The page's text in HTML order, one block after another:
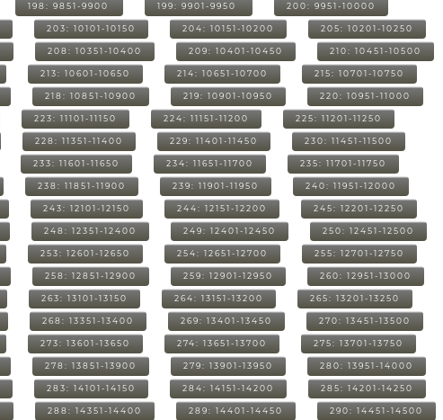
198: 9851-9900 199: 9901-9950 200: 9951-10000
203: 10101-10150 204: 10151-10200 205: 10201-10250
208: 10351-10400 209: 10401-10450 210: 10451-10500
213: 10601-10650 214: 10651-10700 215: 10701-10750
218: 10851-10900 219: 10901-10950 220: 10951-11000
223: 11101-11150 224: 11151-11200 225: 11201-11250
228: 11351-11400 229: 11401-11450 230: 11451-11500
233: 11601-11650 234: 11651-11700 235: 11701-11750
238: 11851-11900 239: 11901-11950 240: 11951-12000
243: 12101-12150 244: 12151-12200 245: 12201-12250
248: 12351-12400 249: 12401-12450 250: 12451-12500
253: 12601-12650 254: 12651-12700 255: 12701-12750
258: 12851-12900 259: 12901-12950 260: 12951-13000
263: 13101-13150 264: 13151-13200 265: 13201-13250
268: 13351-13400 269: 13401-13450 270: 13451-13500
273: 13601-13650 274: 13651-13700 275: 13701-13750
278: 13851-13900 279: 13901-13950 280: 13951-14000
283: 14101-14150 284: 14151-14200 285: 14201-14250
288: 14351-14400 289: 14401-14450 290: 14451-14500